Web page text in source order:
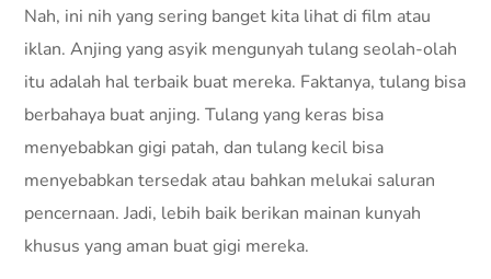
Nah, ini nih yang sering banget kita lihat di film atau
iklan. Anjing yang asyik mengunyah tulang seolah-olah
itu adalah hal terbaik buat mereka. Faktanya, tulang bisa
berbahaya buat anjing. Tulang yang keras bisa
menyebabkan gigi patah, dan tulang kecil bisa
menyebabkan tersedak atau bahkan melukai saluran
pencernaan. Jadi, lebih baik berikan mainan kunyah
khusus yang aman buat gigi mereka.